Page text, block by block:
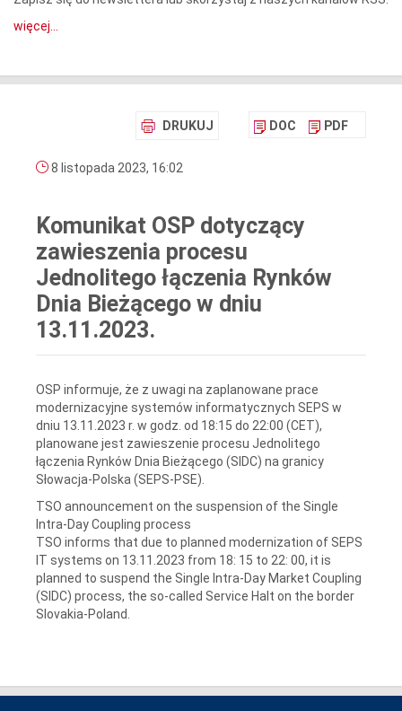
więcej...
DRUKUJ DOC PDF
8 listopada 2023, 16:02
Komunikat OSP dotyczący
zawieszenia procesu
Jednolitego łączenia Rynków
Dnia Bieżącego w dniu
13.11.2023.
OSP informuje, że z uwagi na zaplanowane prace
modernizacyjne systemów informatycznych SEPS w
dniu 13.11.2023 r. w godz. od 18:15 do 22:00 (CET),
planowane jest zawieszenie procesu Jednolitego
łączenia Rynków Dnia Bieżącego (SIDC) na granicy
Słowacja-Polska (SEPS-PSE).
TSO announcement on the suspension of the Single
Intra-Day Coupling process
TSO informs that due to planned modernization of SEPS
IT systems on 13.11.2023 from 18: 15 to 22: 00, it is
planned to suspend the Single Intra-Day Market Coupling
(SIDC) process, the so-called Service Halt on the border
Slovakia-Poland.